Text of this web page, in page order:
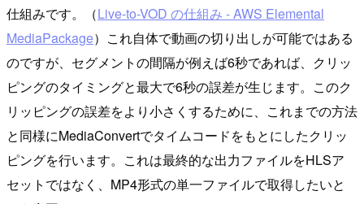
仕組みです。（Live-to-VOD の仕組み - AWS Elemental
MediaPackage）これ自体で動画の切り出しが可能ではある
のですが、セグメントの間隔が例えば6秒であれば、クリッ
ピングのタイミングと最大で6秒の誤差が生じます。このク
リッピングの誤差をより小さくするために、これまでの方法
と同様にMediaConvertでタイムコードをもとにしたクリッ
ピングを行います。これは最終的な出力ファイルをHLSア
セットではなく、MP4形式の単一ファイルで取得したいと